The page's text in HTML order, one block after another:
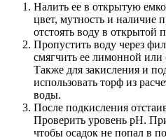
Налить ее в открытую
цвет, мутность и наличие
отстоять воду в открытой
Пропустить воду через
смягчить ее лимонной
Также для закисления и
использовать торф из
воды.
После подкисления
Проверить уровень рН.
чтобы осадок не попал в